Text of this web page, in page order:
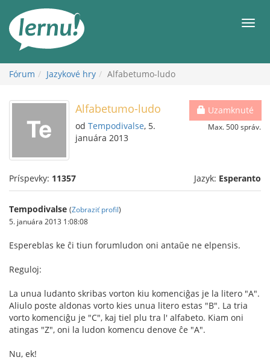
obsah
Fórum Jazykové hry Alfabetumo-ludo
Uzamknuté
Max. 500 správ.
Alfabetumo-ludo
od Tempodivalse, 5.
januára 2013
Príspevky: 11357 Jazyk: Esperanto
Tempodivalse (Zobraziť profil)
5. januára 2013 1:08:08
Espereblas ke ĉi tiun forumludon oni antaŭe ne elpensis.
Reguloj:
La unua ludanto skribas vorton kiu komenciĝas je la litero "A".
Aliulo poste aldonas vorto kies unua litero estas "B". La tria
vorto komenciĝu je "C", kaj tiel plu tra l' alfabeto. Kiam oni
atingas "Z", oni la ludon komencu denove ĉe "A".
Nu, ek!